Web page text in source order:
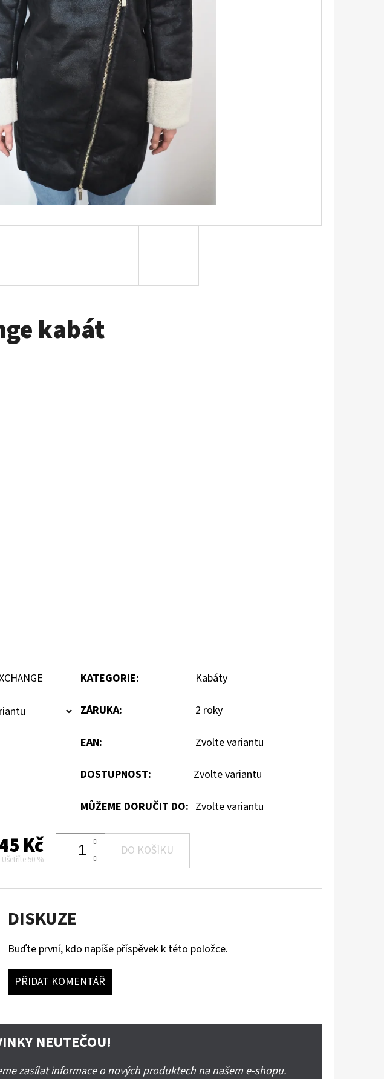
kabát
KATEGORIE: Kabáty
ZÁRUKA: 2 roky
EAN: Zvolte variantu
DOSTUPNOST: Zvolte variantu
MŮŽEME DORUČIT DO: Zvolte variantu
Kč
Ušetříte 50 %
DO KOŠÍKU
DISKUZE
Buďte první, kdo napíše příspěvek k této položce.
PŘIDAT KOMENTÁŘ
NEUTEČOU!
zasílat informace o nových produktech na našem e-shopu.
MUSTANG PÁNSKÉ TRIKO S KRÁTKÝM
RUKÁVEM
399 Kč